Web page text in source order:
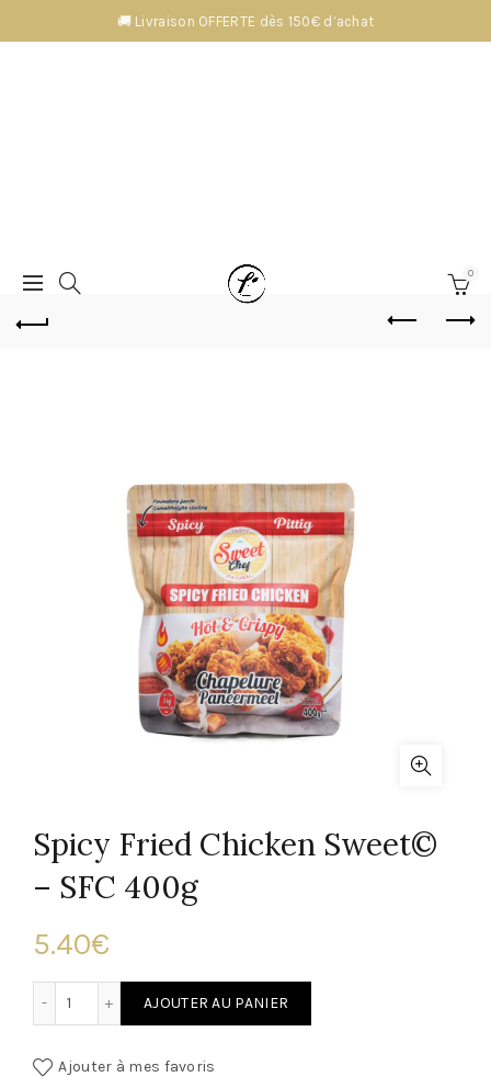
🚚 Livraison OFFERTE dès 150€ d’achat
0
Spicy Fried Chicken Sweet©
– SFC 400g
5.40€
AJOUTER AU PANIER
Ajouter à mes favoris